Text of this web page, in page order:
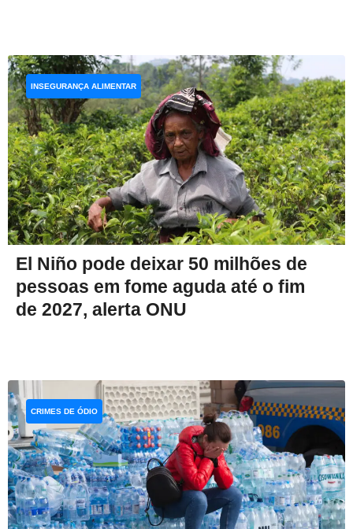
El Niño pode deixar 50 milhões de
pessoas em fome aguda até o fim
de 2027, alerta ONU
INSEGURANÇA ALIMENTAR
CRIMES DE ÓDIO